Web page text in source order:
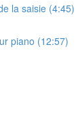
la saisie (4:45)
piano (12:57)